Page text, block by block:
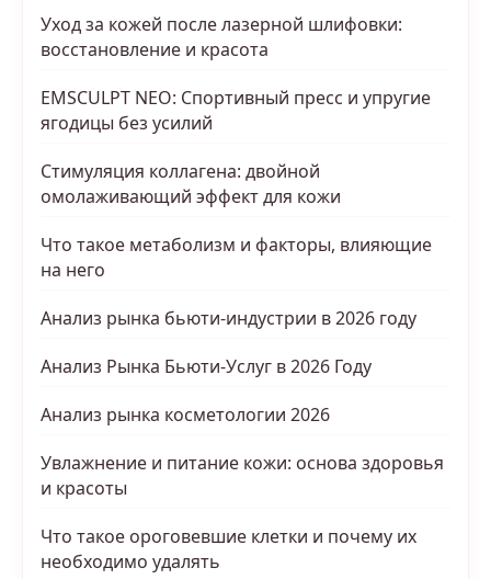
Уход за кожей после лазерной шлифовки:
восстановление и красота
EMSCULPT NEO: Спортивный пресс и упругие
ягодицы без усилий
Стимуляция коллагена: двойной
омолаживающий эффект для кожи
Что такое метаболизм и факторы, влияющие
на него
Анализ рынка бьюти-индустрии в 2026 году
Анализ Рынка Бьюти-Услуг в 2026 Году
Анализ рынка косметологии 2026
Увлажнение и питание кожи: основа здоровья
и красоты
Что такое ороговевшие клетки и почему их
необходимо удалять